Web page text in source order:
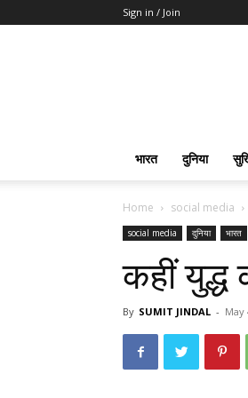
Sign in / Join
भारत दुनिया
Home social media
social media दुनिया भारत
कहीं युद्ध
By SUMIT JINDAL - May